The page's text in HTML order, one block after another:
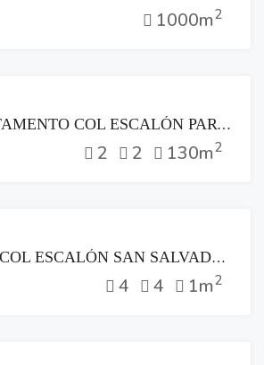
1000m2
VENTA APARTAMENTO COL ESCALÓN PARTE ALTA LAS VISTAS SAN SALVADOR
2 2 130m2
VENTA CASA COL ESCALÓN SAN SALVADOR ZONA PLAZA BEETHOVEN
4 4 1m2